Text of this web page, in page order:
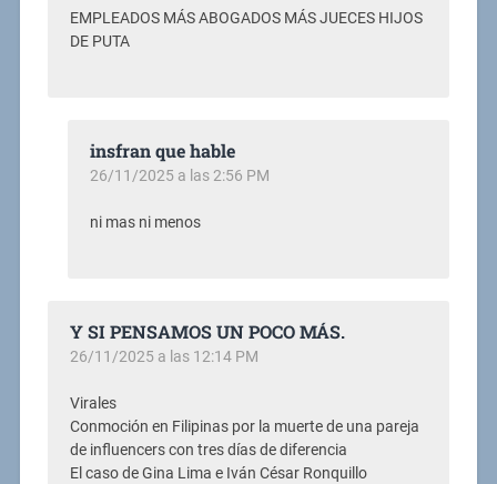
EMPLEADOS MÁS ABOGADOS MÁS JUECES HIJOS
DE PUTA
insfran que hable
26/11/2025 a las 2:56 PM
ni mas ni menos
Y SI PENSAMOS UN POCO MÁS.
26/11/2025 a las 12:14 PM
Virales
Conmoción en Filipinas por la muerte de una pareja
de influencers con tres días de diferencia
El caso de Gina Lima e Iván César Ronquillo